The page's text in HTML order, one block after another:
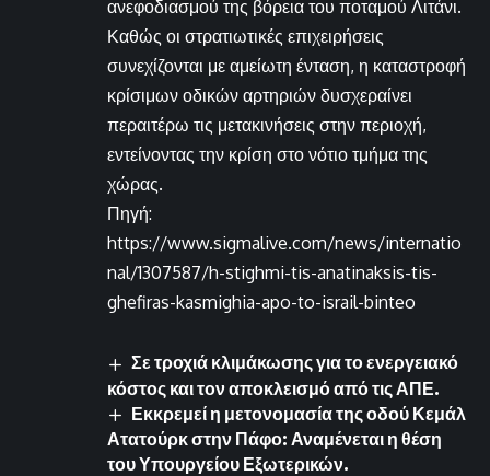
ανεφοδιασμού της βόρεια του ποταμού Λιτάνι.
Καθώς οι στρατιωτικές επιχειρήσεις
συνεχίζονται με αμείωτη ένταση, η καταστροφή
κρίσιμων οδικών αρτηριών δυσχεραίνει
περαιτέρω τις μετακινήσεις στην περιοχή,
εντείνοντας την κρίση στο νότιο τμήμα της
χώρας.
Πηγή:
https://www.sigmalive.com/news/internatio
nal/1307587/h-stighmi-tis-anatinaksis-tis-
ghefiras-kasmighia-apo-to-israil-binteo
Σε τροχιά κλιμάκωσης για το ενεργειακό
κόστος και τον αποκλεισμό από τις ΑΠΕ.
Εκκρεμεί η μετονομασία της οδού Κεμάλ
Ατατούρκ στην Πάφο: Αναμένεται η θέση
του Υπουργείου Εξωτερικών.